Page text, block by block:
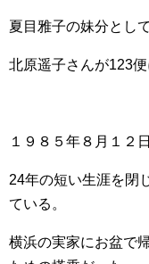
夏目雅子の妹分とし
北原遥子さんが123
１９８５年８月１２
24年の短い生涯を閉
ている。
横浜の実家にお盆で